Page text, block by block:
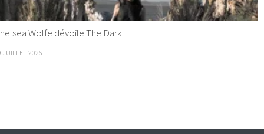
Wolfe dévoile The Dark
JUILLET 2026